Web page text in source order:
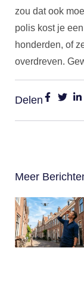
zou dat ook
polis kost je
honderden, of
overdreven.
Delen
Meer